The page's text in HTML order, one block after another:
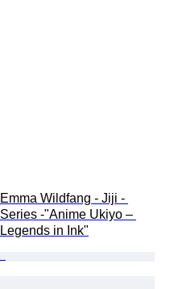
Emma Wildfang - Jiji -
Series -"Anime Ukiyo –
Legends in Ink"